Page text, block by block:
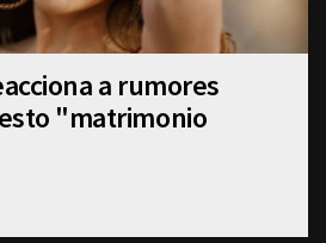
a rumores
"matrimonio